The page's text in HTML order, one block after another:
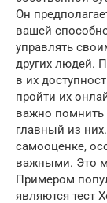
Он
вашей
управлять
других людей.
в их
пройти их
важно помнить
главный из
самооценке,
важными. Это
Примером
являются тест